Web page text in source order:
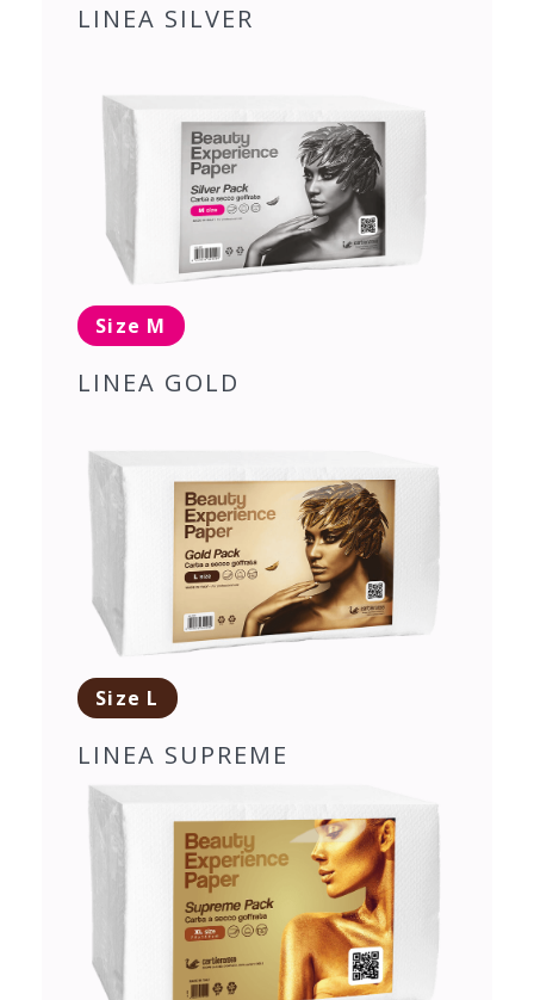
LINEA SILVER
Size M
LINEA GOLD
Size L
LINEA SUPREME